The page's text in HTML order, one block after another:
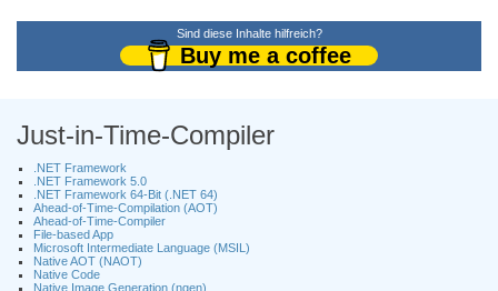
Sind diese Inhalte hilfreich?
Buy me a coffee
Just-in-Time-Compiler
.NET Framework
.NET Framework 5.0
.NET Framework 64-Bit (.NET 64)
Ahead-of-Time-Compilation (AOT)
Ahead-of-Time-Compiler
File-based App
Microsoft Intermediate Language (MSIL)
Native AOT (NAOT)
Native Code
Native Image Generation (ngen)